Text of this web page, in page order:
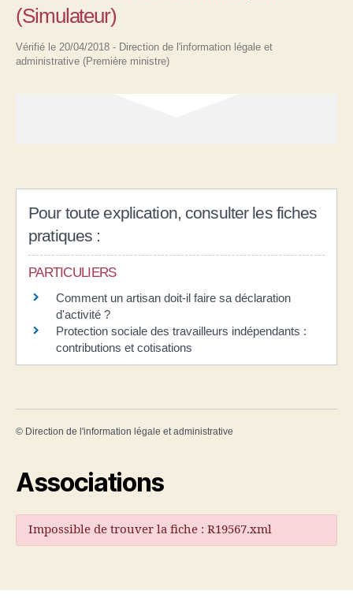
(Simulateur)
Vérifié le 20/04/2018 - Direction de l'information légale et
administrative (Première ministre)
Pour toute explication, consulter les fiches
pratiques :
PARTICULIERS
Comment un artisan doit-il faire sa déclaration
d'activité ?
Protection sociale des travailleurs indépendants :
contributions et cotisations
© Direction de l'information légale et administrative
Associations
Impossible de trouver la fiche : R19567.xml